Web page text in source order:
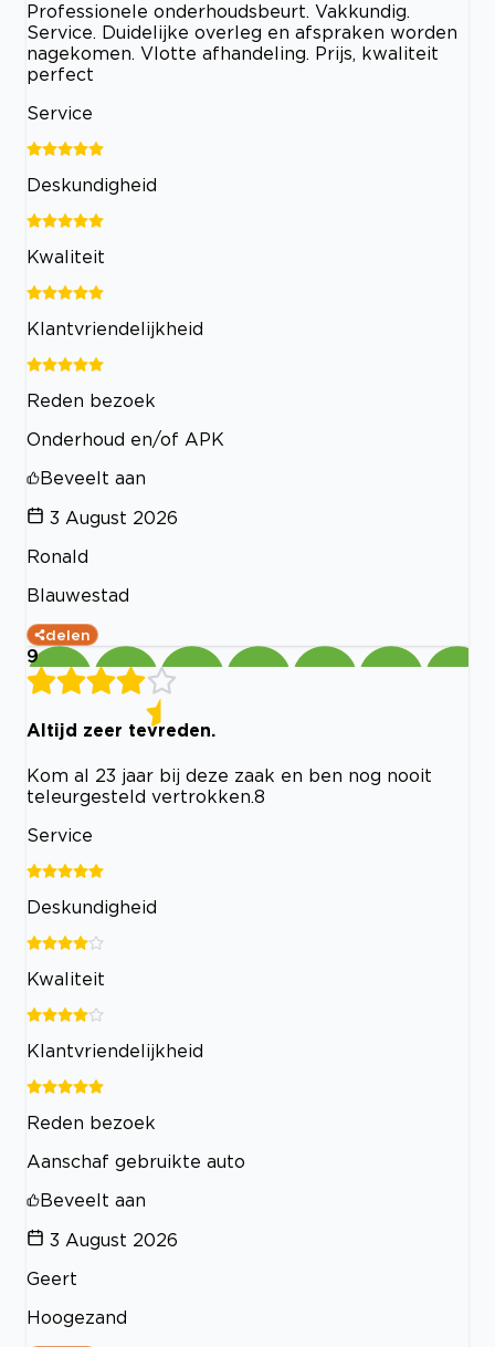
Professionele onderhoudsbeurt. Vakkundig.
Service. Duidelijke overleg en afspraken worden
nagekomen. Vlotte afhandeling. Prijs, kwaliteit
perfect
Service
Deskundigheid
Kwaliteit
Klantvriendelijkheid
Reden bezoek
Onderhoud en/of APK
Beveelt aan
3 August 2026
Ronald
Blauwestad
delen
9
Altijd zeer tevreden.
Kom al 23 jaar bij deze zaak en ben nog nooit
teleurgesteld vertrokken.8
Service
Deskundigheid
Kwaliteit
Klantvriendelijkheid
Reden bezoek
Aanschaf gebruikte auto
Beveelt aan
3 August 2026
Geert
Hoogezand